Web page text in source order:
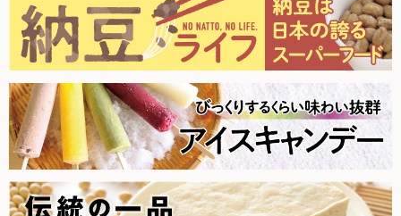
2025.11.8【毎週土曜日更新！】品ものアイテムを更新しまし
た。
2025.11.1【毎週土曜日更新！】品ものアイテムを更新しまし
た。
2025.10.25【毎週土曜日更新！】品ものアイテムを更新しま
した。
2025.10.18【毎週土曜日更新！】品ものアイテムを更新しま
した。
2025.10.11【毎週土曜日更新！】品ものアイテムを更新しま
した。
2025.10.4【毎週土曜日更新！】品ものアイテムを更新しまし